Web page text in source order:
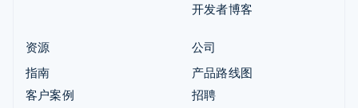
开发者博客
资源
指南
客户案例
公司
产品路线图
招聘